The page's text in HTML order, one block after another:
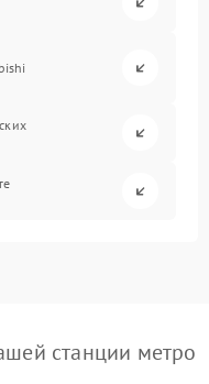
станции метро